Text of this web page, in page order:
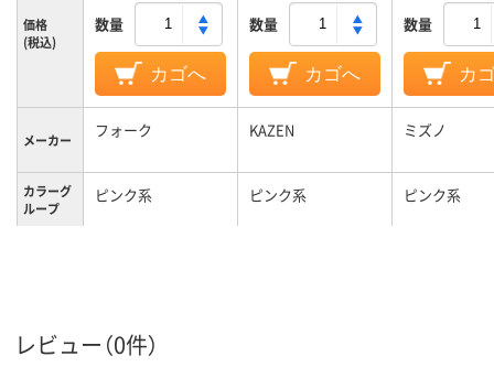
価格
(税込)
数量
カゴへ
数量
カゴへ
数量
カ
メーカー フォーク KAZEN ミズノ
カラーグ
ループ
ピンク系 ピンク系 ピンク系
レビュー（0件）